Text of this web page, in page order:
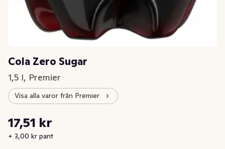
Cola Zero Sugar
1,5 l, Premier
Visa alla varor från Premier
Nuvarande pris är: 17,51 kr
17,51 kr
+ 3,00 kr pant
Styckpris: 11,67 kr /l